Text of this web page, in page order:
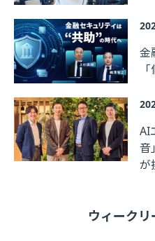
金
AI
音
が
ウィーク